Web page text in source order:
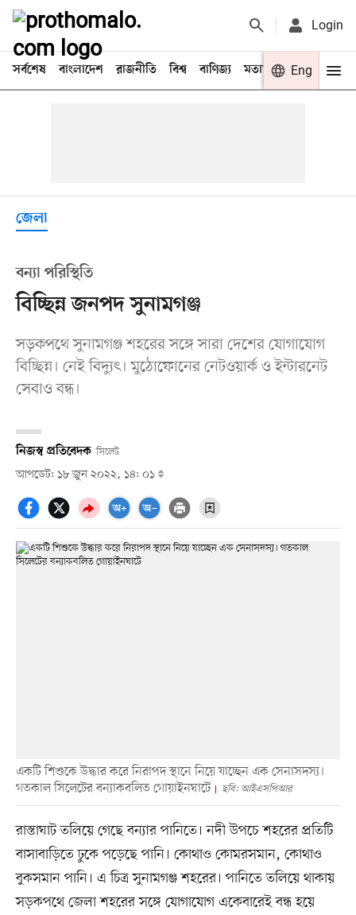
Login
সর্বশেষ বাংলাদেশ রাজনীতি বিশ্ব বাণিজ্য মতামত খেলা
Eng
জেলা
বন্যা পরিস্থিতি
বিচ্ছিন্ন জনপদ সুনামগঞ্জ
সড়কপথে সুনামগঞ্জ শহরের সঙ্গে সারা দেশের যোগাযোগ
বিচ্ছিন্ন। নেই বিদ্যুৎ। মুঠোফোনের নেটওয়ার্ক ও ইন্টারনেট
সেবাও বন্ধ।
নিজস্ব প্রতিবেদক সিলেট
আপডেট: ১৮ জুন ২০২২, ১৪: ০১
একটি শিশুকে উদ্ধার করে নিরাপদ স্থানে নিয়ে যাচ্ছেন এক সেনাসদস্য।
গতকাল সিলেটের বন্যাকবলিত গোয়াইনঘাটে
ছবি: আইএসপিআর
রাস্তাঘাট তলিয়ে গেছে বন্যার পানিতে। নদী উপচে শহরের প্রতিটি
বাসাবাড়িতে ঢুকে পড়েছে পানি। কোথাও কোমরসমান, কোথাও
বুকসমান পানি। এ চিত্র সুনামগঞ্জ শহরের। পানিতে তলিয়ে থাকায়
সড়কপথে জেলা শহরের সঙ্গে যোগাযোগ একেবারেই বন্ধ হয়ে